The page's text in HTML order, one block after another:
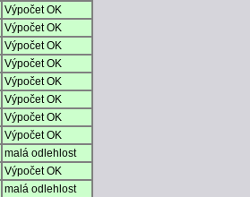
Výpočet OK
Výpočet OK
Výpočet OK
Výpočet OK
Výpočet OK
Výpočet OK
Výpočet OK
Výpočet OK
malá odlehlost
Výpočet OK
malá odlehlost